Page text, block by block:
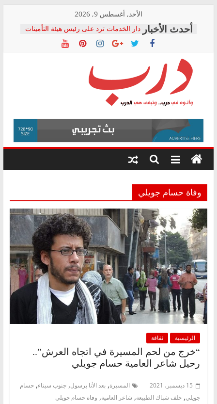
content
الأحد, أغسطس 9, 2026
دار الخدمات ترد على رئيس هيئة التأمينات
بعد مؤتمره الصحفي: إنكار الأزمة لا ينهي
معاناة أصحاب المعاشات.. ونطالب بكشف
فرحات سليمان يكتب: القطاع الصحي إلى
أين؟
حزب التحالف الشعبي يطلق لجنة “الحق
في الصحة” بالإسكندرية لرصد الانتهاكات
ودعم المرضى
الوزاري لمدينة الصحفيين.. وانتهاء أعمال
إنشاء المبنى الإداري
المجلس القومي لحقوق الإنسان يعلن
متابعة قضية الدكتور محمد زهران.. ويؤكد:
قرينة البراءة وضمانات المحاكمة العادلة
درب
وأتوه
درب..
وتبقى
هي
وفاة حسام جويلي
الرئيسية ثقافة
“خرج من لحم المسيرة في اتجاه العرش”..
رحيل شاعر العامية حسام جويلي
15 ديسمبر، 2021 المسيرة, بعد الأنا برسول, جنوب سيناء, حسام
جويلي, خلف شباك الطبيعة, شاعر العامية, وفاة حسام جويلي